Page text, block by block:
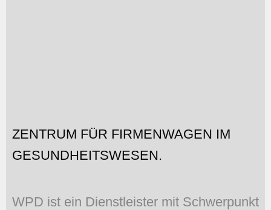
ZENTRUM FÜR FIRMENWAGEN IM
GESUNDHEITSWESEN.
WPD ist ein Dienstleister mit Schwerpunkt